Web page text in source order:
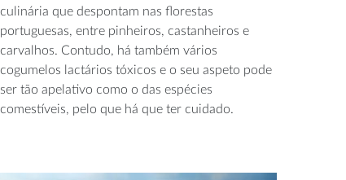
culinária que despontam nas florestas
portuguesas, entre pinheiros, castanheiros e
carvalhos. Contudo, há também vários
cogumelos lactários tóxicos e o seu aspeto pode
ser tão apelativo como o das espécies
comestíveis, pelo que há que ter cuidado.